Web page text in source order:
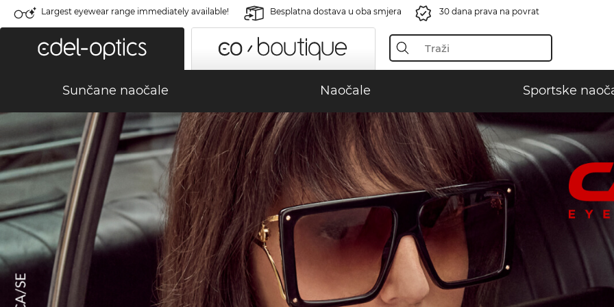
Largest eyewear range immediately available! Besplatna dostava u oba smjera 30 dana prava na povrat
Sunčane naočale Naočale Sportske